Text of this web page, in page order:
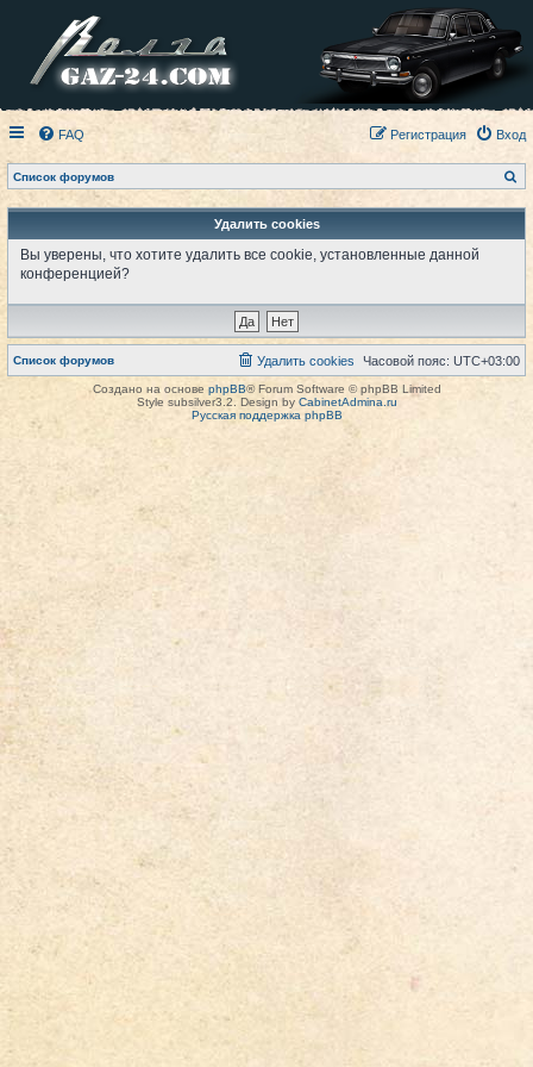
FAQ Вход
Регистрация
Список форумов
о
с
Удалить cookies
Вы уверены, что хотите удалить все cookie, установленные данной
конференцией?
Список форумов Часовой пояс: UTC+03:00
Удалить cookies
Создано на основе phpBB® Forum Software © phpBB Limited
Style subsilver3.2. Design by CabinetAdmina.ru
Русская поддержка phpBB